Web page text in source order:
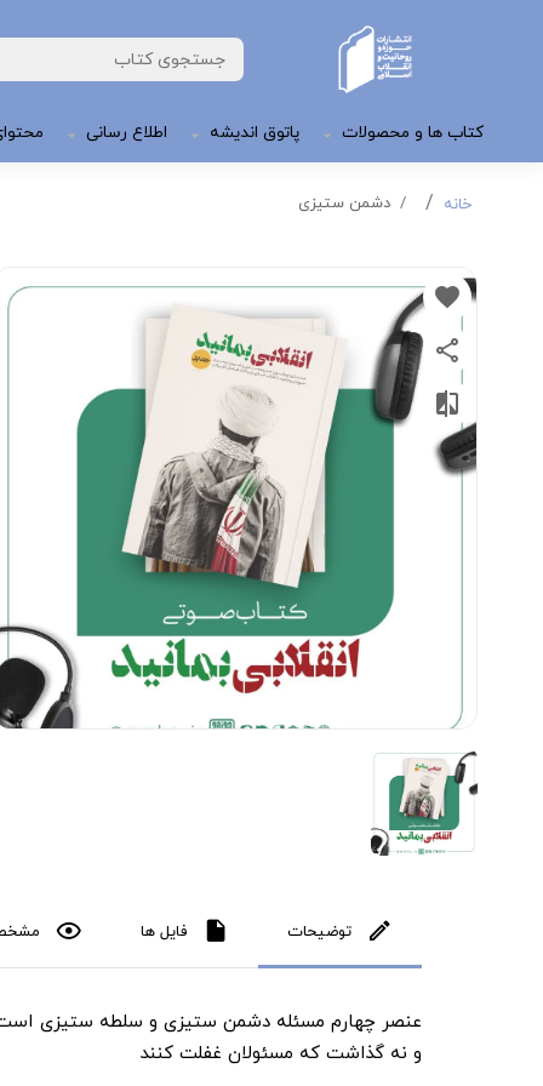
کتاب ها و محصولات پاتوق اندیشه اطلاع رسانی
خانه دشمن ستیزی
توضیحات فایل ها
عنصر چهارم مسئله دشمن ستیزی و سلطه ستیزی
و نه گذاشت که مسئولان غفلت کنند